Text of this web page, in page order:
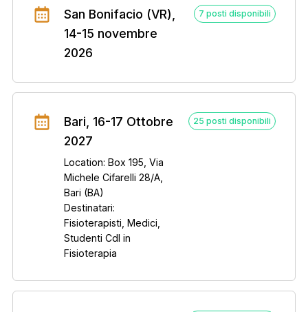
San Bonifacio (VR),
14-15 novembre
2026
7 posti disponibili
Bari, 16-17 Ottobre
2027
Location: Box 195, Via
Michele Cifarelli 28/A,
Bari (BA)
Destinatari:
Fisioterapisti, Medici,
Studenti Cdl in
Fisioterapia
25 posti disponibili